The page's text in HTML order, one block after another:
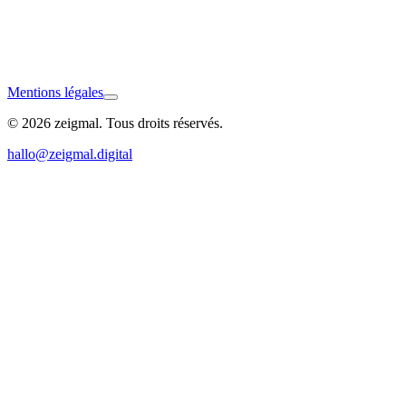
Mentions légales
© 2026 zeigmal. Tous droits réservés.
hallo@zeigmal.digital